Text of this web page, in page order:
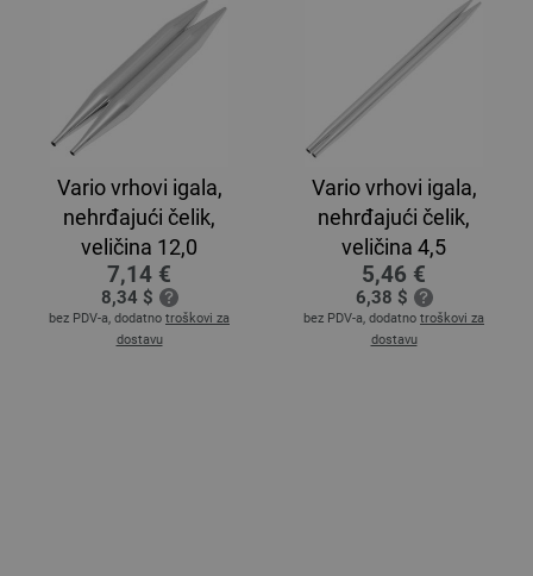
Vario vrhovi igala,
nehrđajući čelik,
veličina 12,0
7,14 €
8,34 $
bez PDV-a, dodatno troškovi za
dostavu
Vario vrhovi igala,
nehrđajući čelik,
veličina 4,5
5,46 €
6,38 $
bez PDV-a, dodatno troškovi za
dostavu